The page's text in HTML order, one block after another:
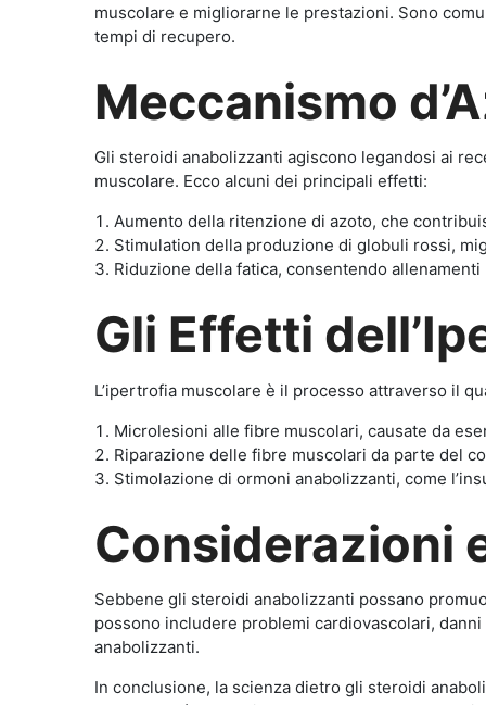
muscolare e migliorarne le prestazioni. Sono
tempi di recupero.
Meccanismo
Gli steroidi anabolizzanti agiscono legandosi ai
muscolare. Ecco alcuni dei principali effetti:
Aumento della ritenzione di azoto, che
Stimulation della produzione di globuli rossi,
Riduzione della fatica, consentendo
Gli Effetti
L’ipertrofia muscolare è il processo attraverso il
Microlesioni alle fibre muscolari, causate da
Riparazione delle fibre muscolari da parte del
Stimolazione di ormoni anabolizzanti, come
Considerazioni
Sebbene gli steroidi anabolizzanti possano
possono includere problemi cardiovascolari,
anabolizzanti.
In conclusione, la scienza dietro gli steroidi